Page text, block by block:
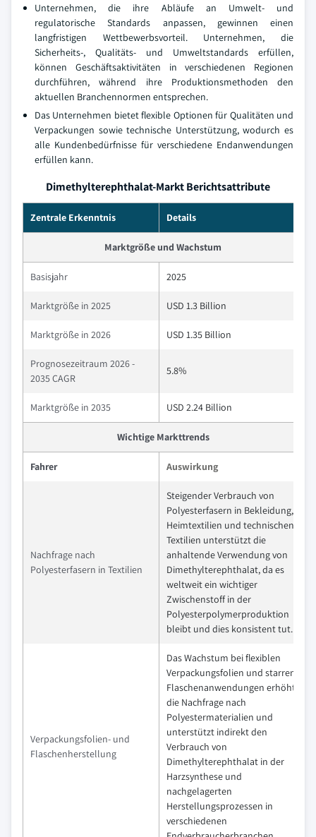
Unternehmen, die ihre Abläufe an Umwelt- und
regulatorische Standards anpassen, gewinnen einen
langfristigen Wettbewerbsvorteil. Unternehmen, die
Sicherheits-, Qualitäts- und Umweltstandards erfüllen,
können Geschäftsaktivitäten in verschiedenen Regionen
durchführen, während ihre Produktionsmethoden den
aktuellen Branchennormen entsprechen.
Das Unternehmen bietet flexible Optionen für Qualitäten und
Verpackungen sowie technische Unterstützung, wodurch es
alle Kundenbedürfnisse für verschiedene Endanwendungen
erfüllen kann.
Dimethylterephthalat-Markt Berichtsattribute
Zentrale Erkenntnis Details
Marktgröße und Wachstum
Basisjahr 2025
Marktgröße in 2025 USD 1.3 Billion
Marktgröße in 2026 USD 1.35 Billion
Prognosezeitraum 2026 -
2035 CAGR
5.8%
Marktgröße in 2035 USD 2.24 Billion
Wichtige Markttrends
Fahrer Auswirkung
Nachfrage nach
Polyesterfasern in Textilien
Steigender Verbrauch von
Polyesterfasern in Bekleidung,
Heimtextilien und technischen
Textilien unterstützt die
anhaltende Verwendung von
Dimethylterephthalat, da es
weltweit ein wichtiger
Zwischenstoff in der
Polyesterpolymerproduktion
bleibt und dies konsistent tut.
Verpackungsfolien- und
Flaschenherstellung
Das Wachstum bei flexiblen
Verpackungsfolien und starren
Flaschenanwendungen erhöht
die Nachfrage nach
Polyestermaterialien und
unterstützt indirekt den
Verbrauch von
Dimethylterephthalat in der
Harzsynthese und
nachgelagerten
Herstellungsprozessen in
verschiedenen